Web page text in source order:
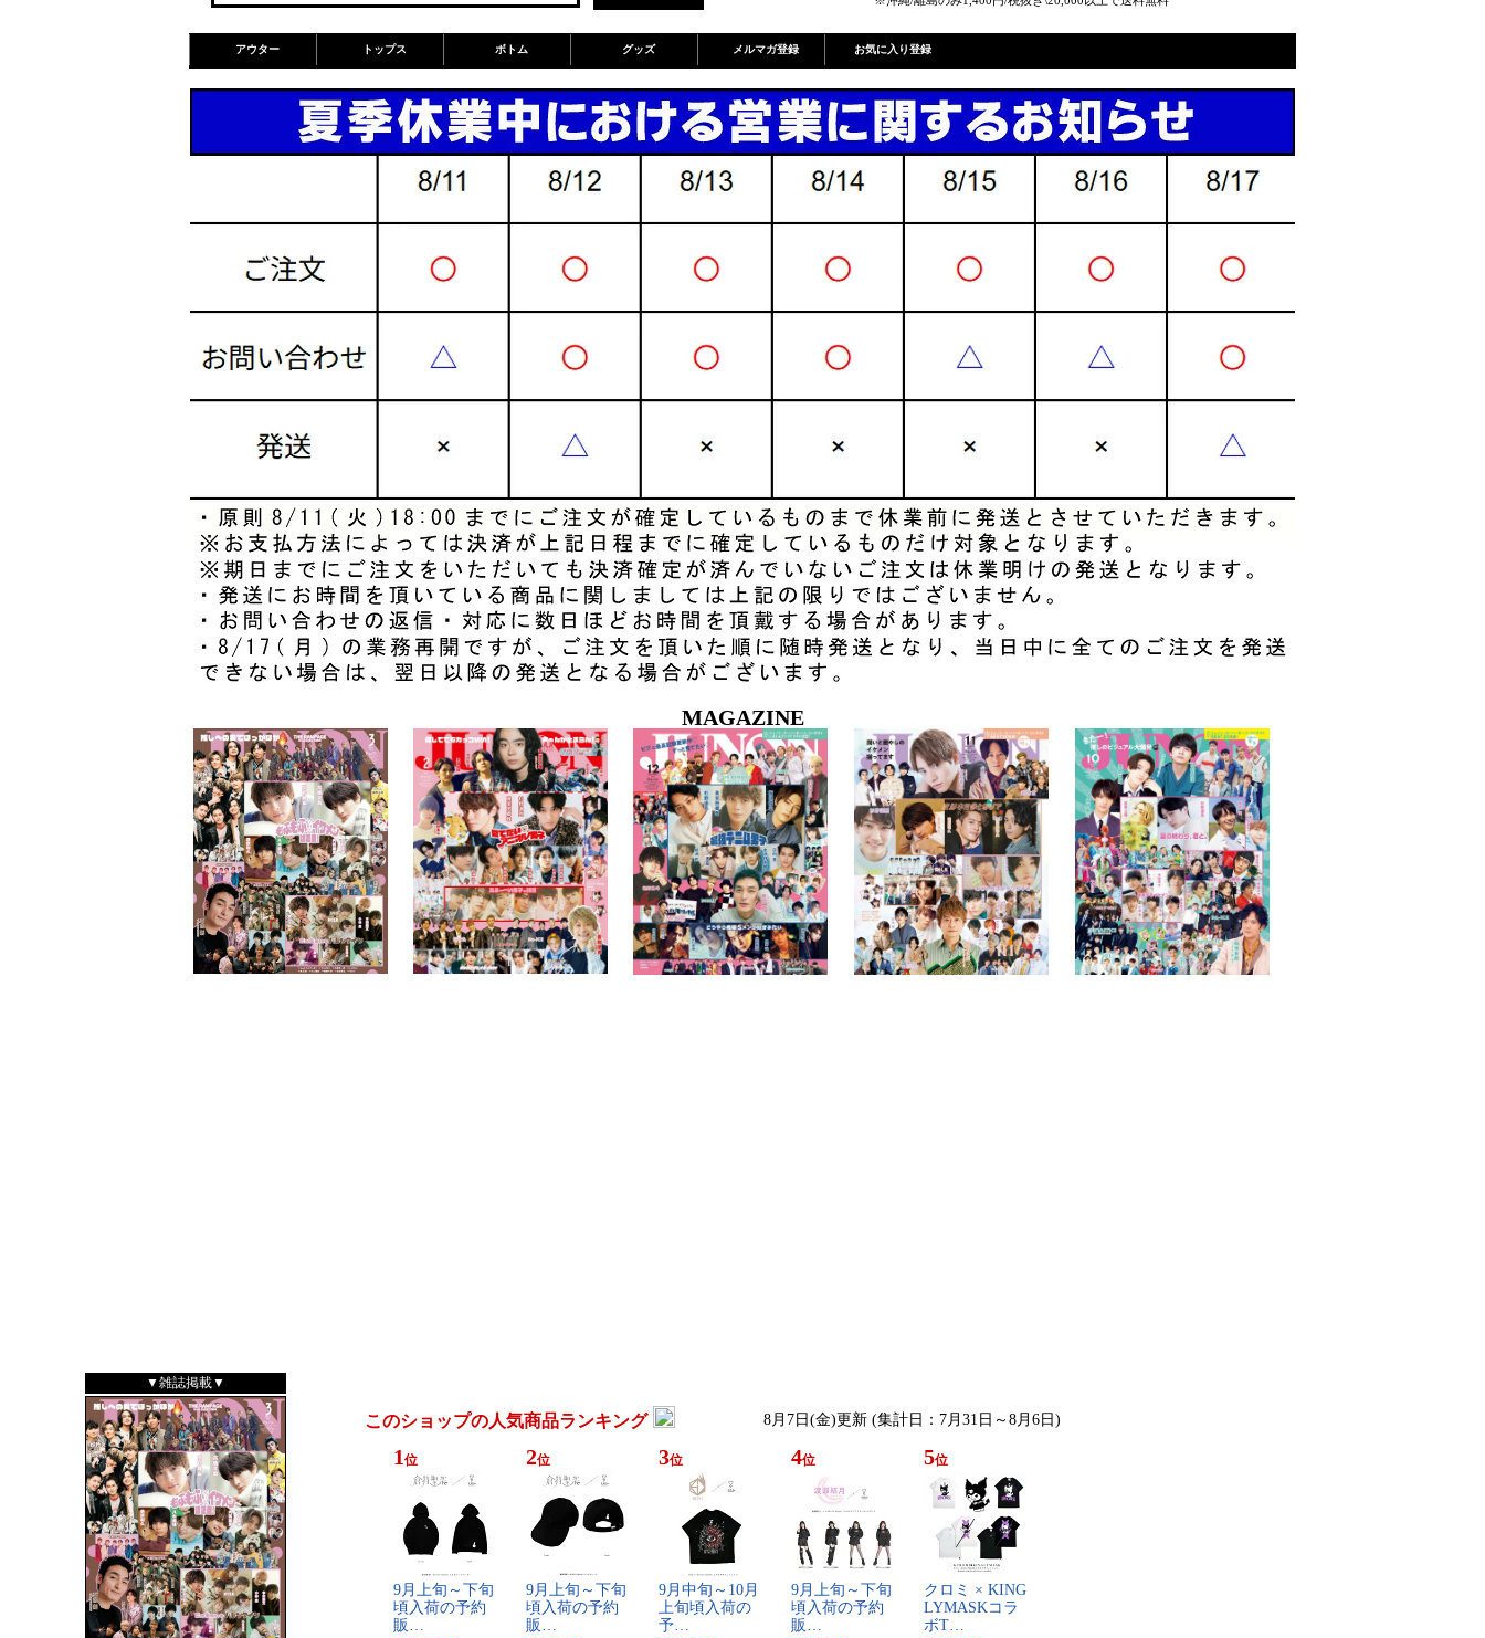
このショップの人気商品ランキング 8月7日(金)更新 (集計日：7月31日～8月6日)
1 位
9​月​上​旬​～​下​旬​
頃​入​荷​の​予​約​
販​…
2位
9​月​上​旬​～​下​旬​
頃​入​荷​の​予​約​
販​…
3位
9​月​中​旬​～​1​0​月​
上​旬​頃​入​荷​の​
予​…
4位
9​月​上​旬​～​下​旬​
頃​入​荷​の​予​約​
販​…
5位
ク​ロ​ミ​ ​×​ ​K​I​N​G​
L​Y​M​A​S​K​コ​ラ​
ボ​T​…